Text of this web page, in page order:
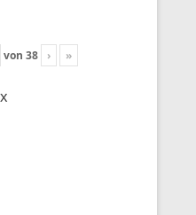
von 38 › »